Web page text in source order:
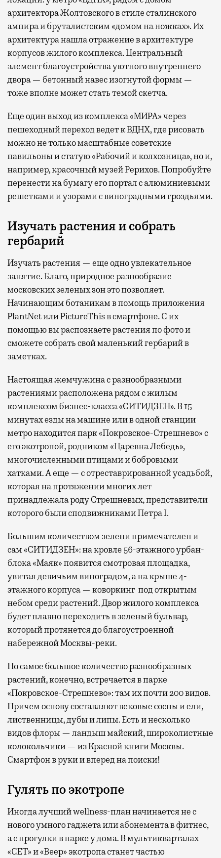
архитектора Жолтовского в стиле сталинского
ампира и бруталистским «домом на ножках». Их
архитектура нашла отражение в архитектуре
корпусов жилого комплекса. Центральный
элемент благоустройства уютного внутреннего
двора — бетонный навес изогнутой формы —
тоже вполне может стать темой скетча.
Еще один выход из комплекса «МИРА» через
пешеходный переход ведет к ВДНХ, где рисовать
можно не только масштабные советские
павильоны и статую «Рабочий и колхозница», но и,
например, красочный музей Рерихов. Попробуйте
перенести на бумагу его портал с алюминиевыми
решетками и узорами с виноградными гроздьями.
Изучать растения и собрать
гербарий
Изучать растения — еще одно увлекательное
занятие. Благо, природное разнообразие
московских зеленых зон это позволяет.
Начинающим ботаникам в помощь приложения
PlantNet или PictureThis в смартфоне. С их
помощью вы распознаете растения по фото и
сможете собрать свой маленький гербарий в
заметках.
Настоящая жемчужина с разнообразными
растениями расположена рядом с жилым
комплексом бизнес-класса «СИТИДЗЕН». В 15
минутах езды на машине или в одной станции
метро находится парк «Покровское-Стрешнево» с
его экотропой, родником «Царевна Лебедь»,
многочисленными птицами и бобровыми
хатками. А еще — с отреставрированной усадьбой,
которая на протяжении многих лет
принадлежала роду Стрешневых, представители
которого были сподвижниками Петра I.
Большим количеством зелени примечателен и
сам «СИТИДЗЕН»: на кровле 56-этажного урбан-
блока «Маяк» появится смотровая площадка,
увитая девичьим виноградом, а на крыше 4-
этажного корпуса — коворкинг под открытым
небом среди растений. Двор жилого комплекса
будет плавно переходить в зеленый бульвар,
который протянется до благоустроенной
набережной Москвы-реки.
Но самое большое количество разнообразных
растений, конечно, встречается в парке
«Покровское-Стрешнево»: там ихпочти 200 видов.
Причем основу составляют вековые сосны и ели,
лиственницы, дубы и липы. Есть и несколько
видов флоры — ландыш майский, широколистные
колокольчики — из Красной книги Москвы.
Смартфон в руки и вперед на поиски!
Гулять по экотропе
Иногда лучший wellness-план начинается не с
нового умного гаджета или абонемента в фитнес,
а с прогулки в парке у дома. В мультикварталах
«СЕТ» и «Веер» экотропа станет частью